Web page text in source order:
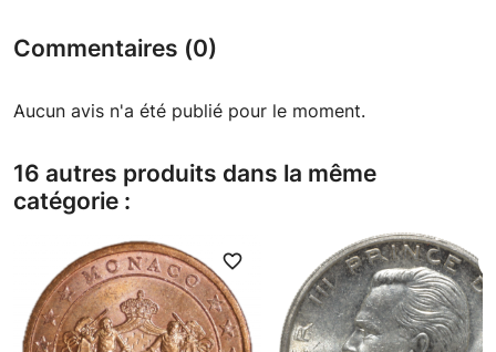
Commentaires (0)
Aucun avis n'a été publié pour le moment.
16 autres produits dans la même
catégorie :
favorite_border